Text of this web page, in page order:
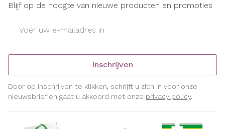
Blijf op de hoogte van nieuwe producten en promoties
Inschrijven
Door op inschrijven te klikken, schrijft u zich in voor onze
nieuwsbrief en gaat u akkoord met onze privacy policy.